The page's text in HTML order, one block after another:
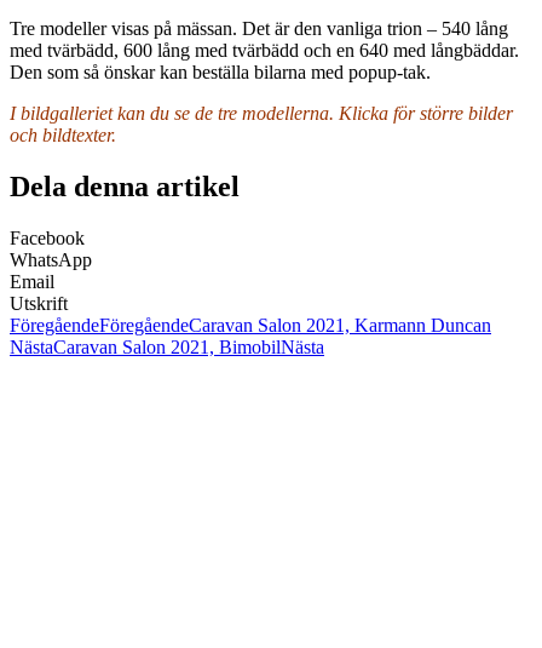
Tre modeller visas på mässan. Det är den vanliga trion – 540 lång
med tvärbädd, 600 lång med tvärbädd och en 640 med långbäddar.
Den som så önskar kan beställa bilarna med popup-tak.
I bildgalleriet kan du se de tre modellerna. Klicka för större bilder
och bildtexter.
Dela denna artikel
Facebook
WhatsApp
Email
Utskrift
FöregåendeFöregåendeCaravan Salon 2021, Karmann Duncan
NästaCaravan Salon 2021, BimobilNästa